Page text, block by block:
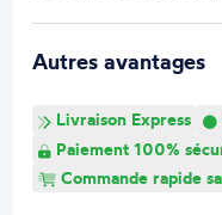
Autres avantages
Livraison Express
Paiement 100%
Commande rapide